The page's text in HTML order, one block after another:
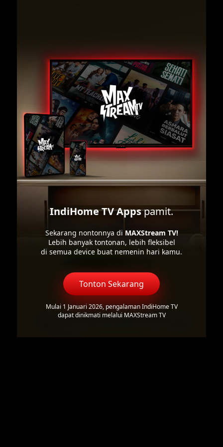
IndiHome TV Appspamit.
Sekarang nontonnya di MAXStream TV!
Lebih banyak tontonan, lebih fleksibel
di semua device buat nemenin hari kamu.
Tonton Sekarang
Mulai 1 Januari 2026, pengalaman IndiHome TV
dapat dinikmati melalui MAXStream TV